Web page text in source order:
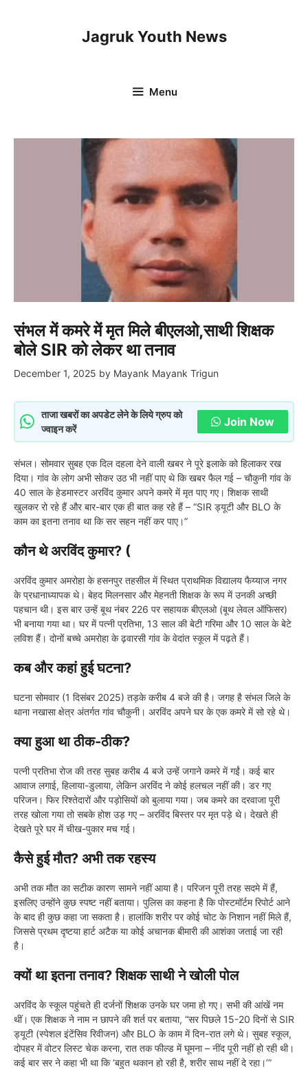
Jagruk Youth News
Menu
संभल में कमरे में मृत मिले बीएलओ,साथी शिक्षक
बोले SIR को लेकर था तनाव
December 1, 2025 by Mayank Mayank Trigun
ताजा खबरों का अपडेट लेने के लिये ग्रुप को
ज्वाइन करें
Join Now
संभल। सोमवार सुबह एक दिल दहला देने वाली खबर ने पूरे इलाके को हिलाकर रख
दिया। गांव के लोग अभी सोकर उठ भी नहीं पाए थे कि खबर फैल गई – चौकुनी गांव के
40 साल के हेडमास्टर अरविंद कुमार अपने कमरे में मृत पाए गए। शिक्षक साथी
खुलकर रो रहे हैं और बार-बार एक ही बात कह रहे हैं – “SIR ड्यूटी और BLO के
काम का इतना तनाव था कि सर सहन नहीं कर पाए।”
कौन थे अरविंद कुमार? (
अरविंद कुमार अमरोहा के हसनपुर तहसील में स्थित प्राथमिक विद्यालय फैय्याज नगर
के प्रधानाध्यापक थे। बेहद मिलनसार और मेहनती शिक्षक के रूप में उनकी अच्छी
पहचान थी। इस बार उन्हें बूथ नंबर 226 पर सहायक बीएलओ (बूथ लेवल ऑफिसर)
भी बनाया गया था। घर में पत्नी प्रतिभा, 13 साल की बेटी गरिमा और 10 साल के बेटे
लविश हैं। दोनों बच्चे अमरोहा के ढ़वारसी गांव के वेदांत स्कूल में पढ़ते हैं।
कब और कहां हुई घटना?
घटना सोमवार (1 दिसंबर 2025) तड़के करीब 4 बजे की है। जगह है संभल जिले के
थाना नखासा क्षेत्र अंतर्गत गांव चौकुनी। अरविंद अपने घर के एक कमरे में सो रहे थे।
क्या हुआ था ठीक-ठीक?
पत्नी प्रतिभा रोज की तरह सुबह करीब 4 बजे उन्हें जगाने कमरे में गईं। कई बार
आवाज लगाई, हिलाया-डुलाया, लेकिन अरविंद ने कोई हलचल नहीं की। डर गए
परिजन। फिर रिश्तेदारों और पड़ोसियों को बुलाया गया। जब कमरे का दरवाजा पूरी
तरह खोला गया तो सबके होश उड़ गए – अरविंद बिस्तर पर मृत पड़े थे। देखते ही
देखते पूरे घर में चीख-पुकार मच गई।
कैसे हुई मौत? अभी तक रहस्य
अभी तक मौत का सटीक कारण सामने नहीं आया है। परिजन पूरी तरह सदमे में हैं,
इसलिए उन्होंने कुछ स्पष्ट नहीं बताया। पुलिस का कहना है कि पोस्टमॉर्टम रिपोर्ट आने
के बाद ही कुछ कहा जा सकता है। हालांकि शरीर पर कोई चोट के निशान नहीं मिले हैं,
जिससे प्रथम दृष्टया हार्ट अटैक या कोई अचानक बीमारी की आशंका जताई जा रही
है।
क्यों था इतना तनाव? शिक्षक साथी ने खोली पोल
अरविंद के स्कूल पहुंचते ही दर्जनों शिक्षक उनके घर जमा हो गए। सभी की आंखें नम
थीं। एक शिक्षक ने नाम न छापने की शर्त पर बताया, “सर पिछले 15-20 दिनों से SIR
ड्यूटी (स्पेशल इंटेंसिव रिवीजन) और BLO के काम में दिन-रात लगे थे। सुबह स्कूल,
दोपहर में वोटर लिस्ट चेक करना, रात तक फील्ड में घूमना – नींद पूरी नहीं हो रही थी।
कई बार सर ने कहा भी था कि ‘बहुत थकान हो रही है, शरीर साथ नहीं दे रहा।’”